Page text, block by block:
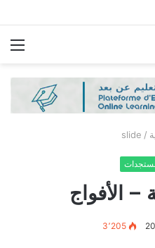
/
slide
– الأفواج
3٬205